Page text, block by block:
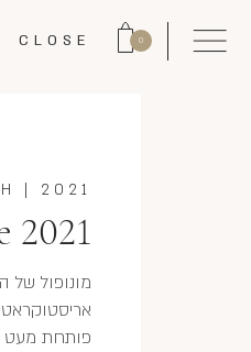
0
CLOSE
2021
|
2021
פותחת מעט